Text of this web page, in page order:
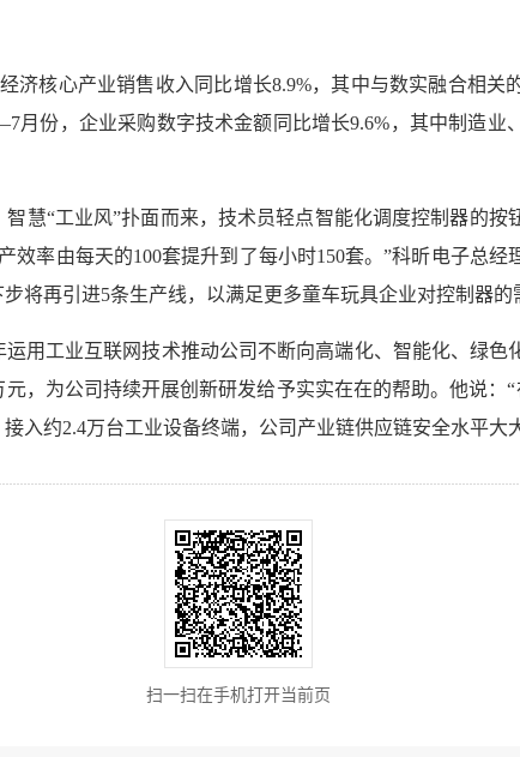
济核心产业销售收入同比增长8.9%，其中与数实融合相关
月份，企业采购数字技术金额同比增长9.6%，其中制造
慧“工业风”扑面而来，技术员轻点智能化调度控制器的
效率由每天的100套提升到了每小时150套。”科昕电子总
将再引进5条生产线，以满足更多童车玩具企业对控制器的
用工业互联网技术推动公司不断向高端化、智能化、绿
，为公司持续开展创新研发给予实实在在的帮助。他说：
入约2.4万台工业设备终端，公司产业链供应链安全水平大
扫一扫在手机打开当前页